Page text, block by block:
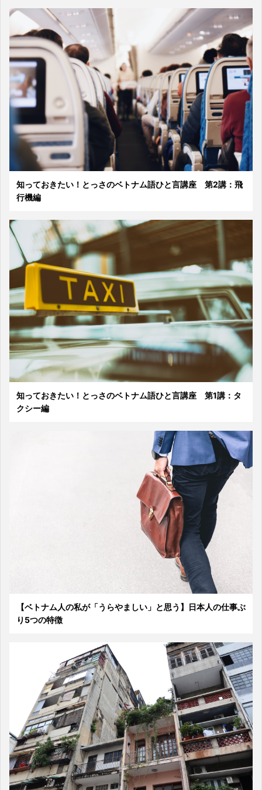
知っておきたい！とっさのベトナム語ひと言講座 第2講：飛
行機編
知っておきたい！とっさのベトナム語ひと言講座 第1講：タ
クシー編
【ベトナム人の私が「うらやましい」と思う】日本人の仕事ぶ
り5つの特徴